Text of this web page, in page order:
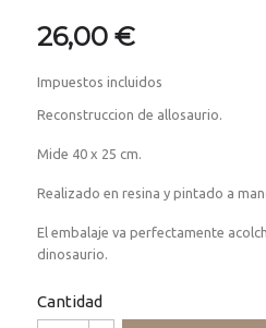
26,00 €
Impuestos incluidos
Reconstruccion de allosaurio.
Mide 40 x 25 cm.
Realizado en resina y pintado a
El embalaje va perfectamente
dinosaurio.
Cantidad